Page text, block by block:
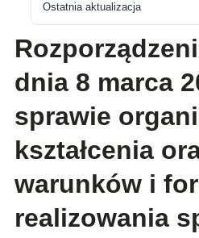
Ostatnia aktualizacja
dnia 8 marca
sprawie
kształcenia
warunków i
realizowania